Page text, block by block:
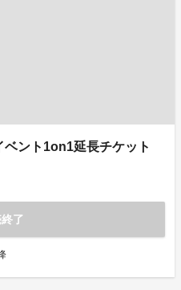
ベント1on1延長チケット
了